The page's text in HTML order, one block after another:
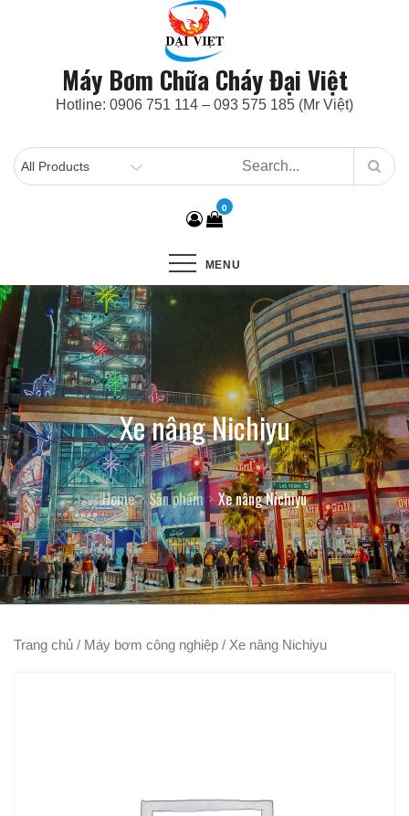
Máy Bơm Chữa Cháy Đại Việt
Hotline: 0906 751 114 – 093 575 185 (Mr Việt)
0
MENU
Xe nâng Nichiyu
Home Sản phẩm Xe nâng Nichiyu
Trang chủ / Máy bơm công nghiệp / Xe nâng Nichiyu